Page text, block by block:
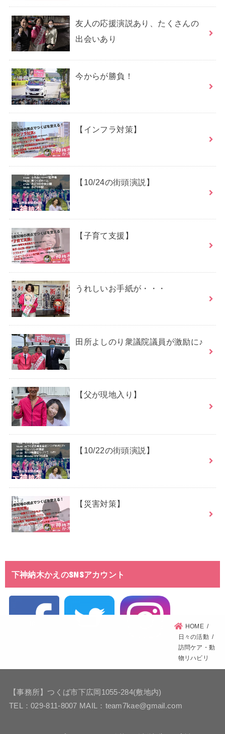
友人の応援演説あり、たくさんの
出会いあり
今からが勝負！
【インフラ対策】
【10/24の街頭演説】
【子育て支援】
うれしいお手紙が・・・
田所よしのり衆議院議員が激励に♪
【父が現地入り】
【10/22の街頭演説】
【災害対策】
下神納木かえのSNSアカウント
HOME
日々の活動
訪問ケア・動
物リハビリ
【事務所】つくば市下広岡1055-284(敷地内)
TEL：029-811-8007 MAIL：team7kae@gmail.com